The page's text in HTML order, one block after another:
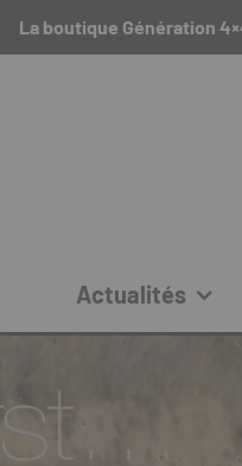
La boutique Génération
Actualités